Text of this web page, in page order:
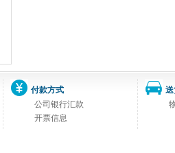
付款方式
公司银行汇款
开票信息